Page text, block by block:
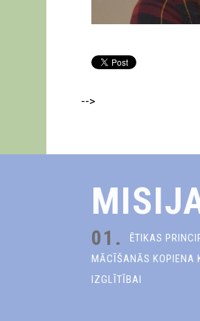
-->
01.
ĒTIKAS
MĀCĪŠANĀS KOPIENA
IZGLĪTĪBAI